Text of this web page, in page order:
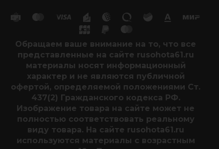
Обращаем ваше внимание на то, что все
представленные на сайте rusohota61.ru
материалы носят информационный
характер и не являются публичной
офертой, определяемой положениями Ст.
437(2) Гражданского кодекса РФ.
Изображение товара на сайте может не
полностью соответствовать реальному
виду товара. На сайте rusohota61.ru
используются материалы с возрастным